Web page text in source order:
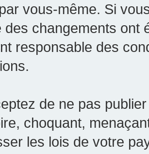
vous-même. Si
des changements ont
responsable des
de ne pas
choquant,
les lois de votre